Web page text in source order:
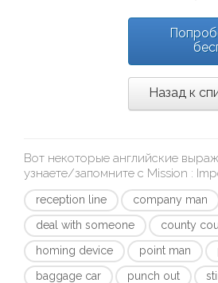
Назад к
Вот некоторые английские
узнаете/запомните с Mission :
reception line
company man
deal with someone
county
homing device
point man
baggage car
punch out